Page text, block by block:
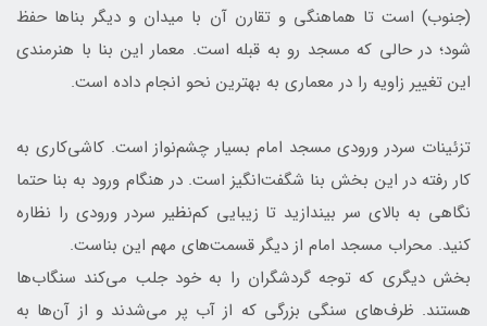
(جنوب) است تا هماهنگی و تقارن آن با میدان و دیگر بناها حفظ
شود؛ در حالی که مسجد رو به قبله است. معمار این بنا با هنرمندی
این تغییر زاویه را در معماری به بهترین نحو انجام داده است.
تزئینات سردر ورودی مسجد امام بسیار چشم‌نواز است. کاشی‌کاری به
کار رفته در این بخش بنا شگفت‌انگیز است. در هنگام ورود به بنا حتما
نگاهی به بالای سر بیندازید تا زیبایی کم‌نظیر سردر ورودی را نظاره
کنید. محراب مسجد امام از دیگر قسمت‌های مهم این بناست.
بخش دیگری که توجه گردشگران را به خود جلب می‌کند سنگاب‌ها
هستند. ظرف‌های سنگی بزرگی که از آب پر می‌شدند و از آن‌ها به